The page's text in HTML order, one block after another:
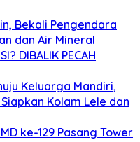
Bekali Pengendara
dan Air Mineral
DIBALIK PECAH
Keluarga Mandiri,
Kolam Lele dan
ke-129 Pasang Tower